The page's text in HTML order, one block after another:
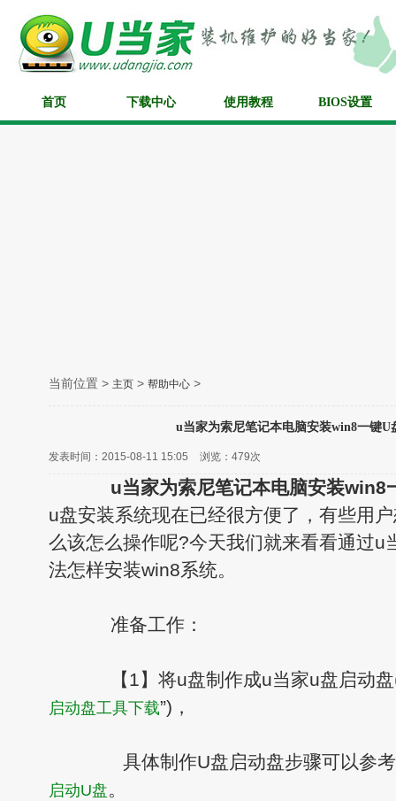
首页 下载中心 使用教程 BIOS设置
当前位置 > 主页 > 帮助中心 >
u当家为索尼笔记本电脑安装win8一键U
发表时间：2015-08-11 15:05 浏览： 479次
u当家为索尼笔记本电脑安装win8
u盘安装系统现在已经很方便了，有些用
么该怎么操作呢?今天我们就来看看通过u
法怎样安装win8系统。
准备工作：
【1】将u盘制作成u当家u盘启动盘(
启动盘工具下载”)，
具体制作U盘启动盘步骤可以参考
启动U盘。